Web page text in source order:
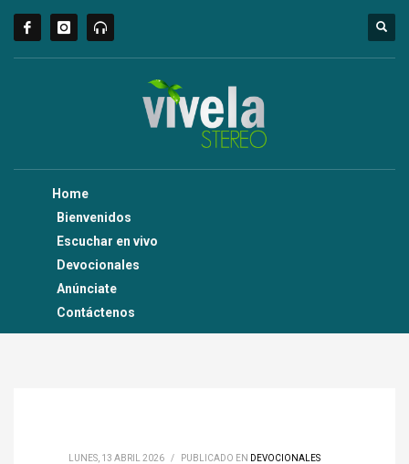
Home
Bienvenidos
Escuchar en vivo
Devocionales
Anúnciate
Contáctenos
LUNES, 13 ABRIL 2026 / PUBLICADO EN DEVOCIONALES